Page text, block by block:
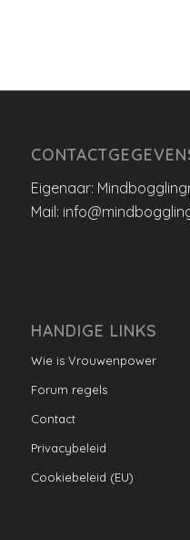
Eigenaar:
Mail:
HANDIGE LINKS
Wie is Vrouwenpower
Forum regels
Contact
Privacybeleid
Cookiebeleid (EU)